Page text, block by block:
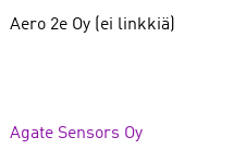
Aero 2e Oy (ei linkkiä)
Agate Sensors Oy